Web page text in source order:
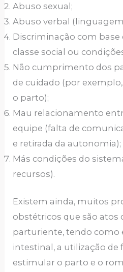
Abuso sexual;
Abuso verbal
Discriminação com base
classe social ou
Não cumprimento dos
de cuidado (por
o parto);
Mau relacionamento
equipe (falta de
e retirada da autonomia);
Más condições do
recursos).
Existem ainda, muitos
obstétricos que são atos
parturiente, tendo como
intestinal, a utilização de
estimular o parto e o